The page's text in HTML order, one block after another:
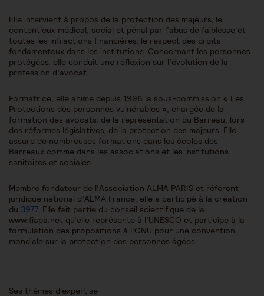
Elle intervient à propos de la protection des majeurs, le
contentieux médical, social et pénal par l’abus de faiblesse et
toutes les infractions financières, le respect des droits
fondamentaux dans les institutions. Concernant les personnes
protégées, elle conduit une réflexion sur l’évolution de la
profession d’avocat.
Formatrice, elle anime depuis 1996 la sous-commission « Les
Protections des personnes vulnérables », chargée de la
formation des avocats, de la représentation du Barreau, lors
des réformes législatives, de la protection des majeurs. Elle
assure de nombreuses formations dans les écoles des
Barreaux comme dans les associations et les institutions
sanitaires et sociales.
Membre fondateur de l’Association ALMA PARIS et référent
juridique national d’ALMA France, elle a participé à la création
du 3977. Elle fait partie du conseil scientifique de la
www.fiapa.net qu’elle représente à l’UNESCO et participe à la
formulation des propositions à l’ONU pour une convention
mondiale sur la protection des personnes âgées.
Ses thèmes d'expertise